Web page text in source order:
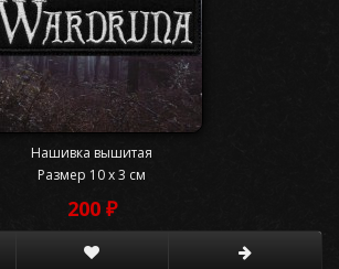
Нашивка вышитая
Размер 10 x 3 см
200 ₽